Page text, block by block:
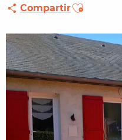
CompartirAjouter